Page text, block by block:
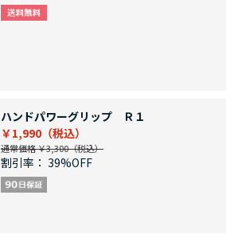
ハンドパワーグリップ Ｒ１
￥1,990
通常価格 ￥3,300
割引率： 39%OFF